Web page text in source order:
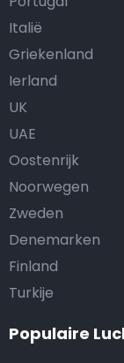
Italië
Griekenland
Ierland
UK
UAE
Oostenrijk
Noorwegen
Zweden
Denemarken
Finland
Turkije
Populaire